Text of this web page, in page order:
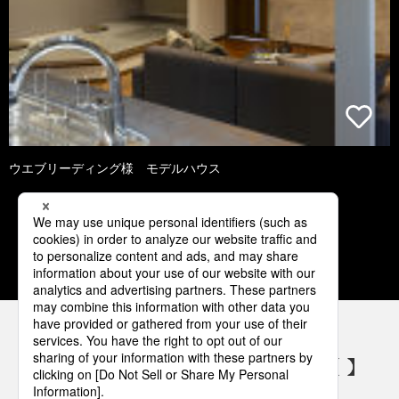
ウエブリーディング様 モデルハウス
1 2 3 4 5
パナソニックの電気設備 SNSアカウント